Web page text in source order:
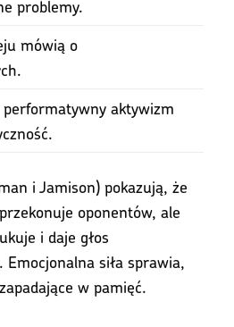
problemy.
mówią o
performatywny aktywizm
i Jamison) pokazują, że
oponentów, ale
i daje głos
siła sprawia,
w pamięć.